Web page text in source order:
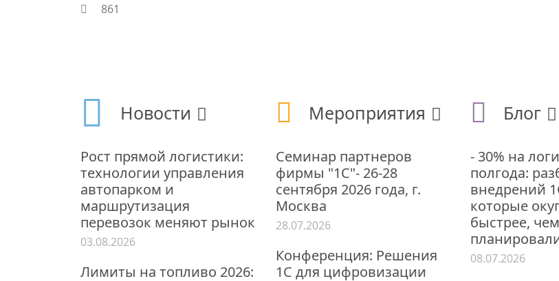
861
Новости
Рост прямой логистики:
технологии управления
автопарком и
маршрутизация
перевозок меняют рынок
03.08.2026
Лимиты на топливо 2026:
Мероприятия
Семинар партнеров
фирмы "1С"- 26-28
сентября 2026 года, г.
Москва
28.07.2026
Конференция: Решения
1С для цифровизации
Блог
- 30% на
полгода:
внедрений
которые
быстрее,
08.07.2026